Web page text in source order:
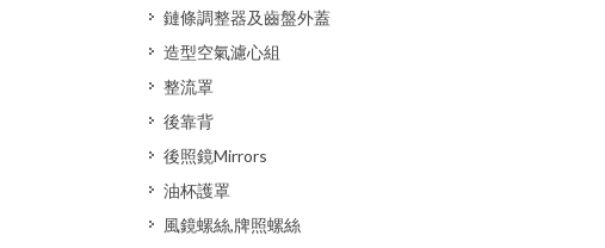
鏈條調整器及齒盤外蓋
造型空氣濾心組
整流罩
後靠背
後照鏡Mirrors
油杯護罩
風鏡螺絲,牌照螺絲